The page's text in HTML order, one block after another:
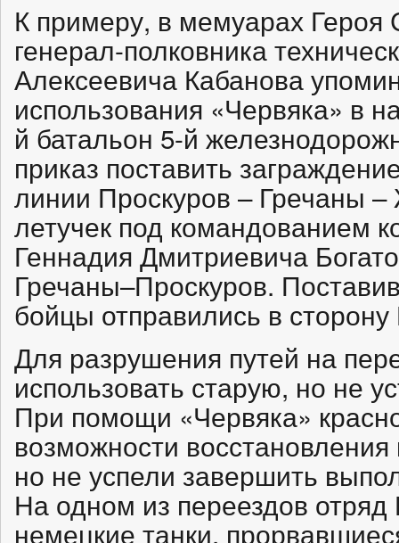
К примеру, в мемуарах Героя
генерал-полковника
Алексеевича Кабанова
использования «Червяка» в
й батальон 5-й
приказ поставить
линии Проскуров – Гречаны
летучек под командованием
Геннадия Дмитриевича
Гречаны–Проскуров.
бойцы отправились в
Для разрушения путей на
использовать старую, но не
При помощи «Червяка»
возможности
но не успели завершить
На одном из переездов отряд
немецкие танки,